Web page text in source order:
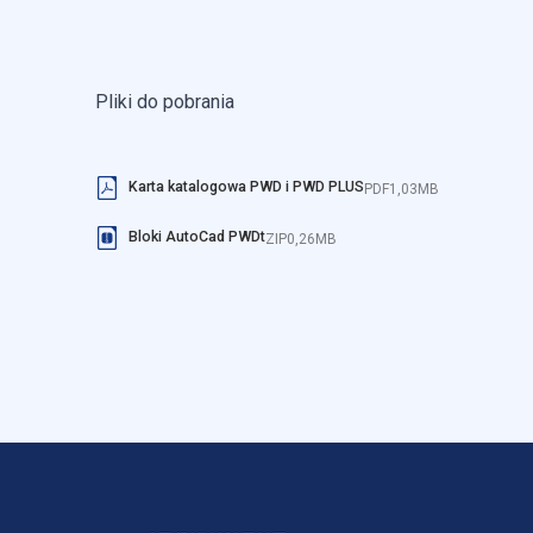
Pliki do pobrania
Karta katalogowa PWD i PWD PLUS PDF1,03MB
Bloki AutoCad PWDtZIP0,26MB